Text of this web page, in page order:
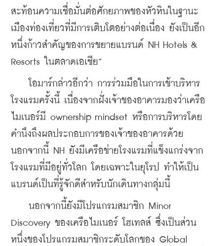
สะท้อนความเชื่อมั่นต่อศักยภาพของหัวหินในฐานะ
เมืองท่องเที่ยวที่มีการเติบโตอย่างต่อเนื่อง ยังเป็นอีก
หนึ่งก้าวสำคัญของการขยายแบรนด์ NH Hotels &
Resorts ในตลาดเอเชีย”
โอมาร์กล่าวอีกว่า การร่วมมือในการเข้าบริหาร
โรงแรมครั้งนี้ เนื่องจากฝั่งเจ้าของอาคารมองว่าเครือ
ไมเนอร์มี ownership mindset หรือการบริหารโดย
คำนึงถึงผลประกอบการของเจ้าของอาคารด้วย
นอกจากนี้ NH ยังมีเครือข่ายโรงแรมที่แข็งแกร่งจาก
โรงแรมที่มีอยู่ทั่วโลก โดยเฉพาะในยุโรป ทำให้เป็น
แบรนด์เป็นที่รู้จักดีสำหรับนักเดินทางกลุ่มนี้
นอกจากนี้ยังมีโปรแกรมสมาชิก Minor
Discovery ของเครือไมเนอร์ โฮเทลส์ ซึ่งเป็นส่วน
หนึ่งของโปรแกรมสมาชิกระดับโลกของ Global